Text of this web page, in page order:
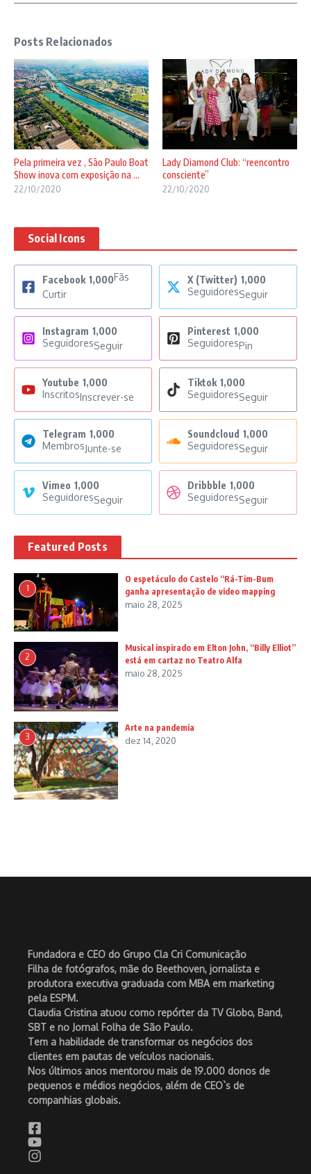
Posts Relacionados
Pela primeira vez , São Paulo Boat
Show inova com exposição na ...
22/10/2020
Lady Diamond Club: “reencontro
consciente”
22/10/2020
Social Icons
Facebook 1,000Fãs
Curtir
X (Twitter) 1,000
SeguidoresSeguir
Instagram 1,000
SeguidoresSeguir
Pinterest 1,000
SeguidoresPin
Youtube 1,000
InscritosInscrever-se
Tiktok 1,000
SeguidoresSeguir
Telegram 1,000
MembrosJunte-se
Soundcloud 1,000
SeguidoresSeguir
Vimeo 1,000
SeguidoresSeguir
Dribbble 1,000
SeguidoresSeguir
Featured Posts
1
O espetáculo do Castelo “Rá-Tim-Bum
ganha apresentação de video mapping
maio 28, 2025
2
Musical inspirado em Elton John, “Billy Elliot”
está em cartaz no Teatro Alfa
maio 28, 2025
3
Arte na pandemia
dez 14, 2020
Fundadora e CEO do Grupo Cla Cri Comunicação
Filha de fotógrafos, mãe do Beethoven, jornalista e
produtora executiva graduada com MBA em marketing
pela ESPM.
Claudia Cristina atuou como repórter da TV Globo, Band,
SBT e no Jornal Folha de São Paulo.
Tem a habilidade de transformar os negócios dos
clientes em pautas de veículos nacionais.
Nos últimos anos mentorou mais de 19.000 donos de
pequenos e médios negócios, além de CEO`s de
companhias globais.